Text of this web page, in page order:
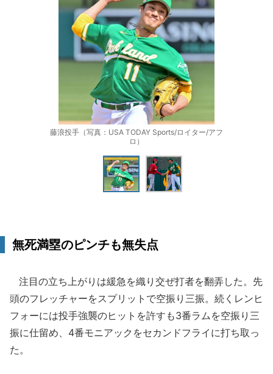
藤浪投手（写真：USA TODAY Sports/ロイター/アフ
ロ）
無死満塁のピンチも無失点
注目の立ち上がりは緩急を織り交ぜ打者を翻弄した。先
頭のフレッチャーをスプリットで空振り三振。続くレンヒ
フォーには投手強襲のヒットを許すも3番ラムを空振り三
振に仕留め、4番モニアックをセカンドフライに打ち取っ
た。